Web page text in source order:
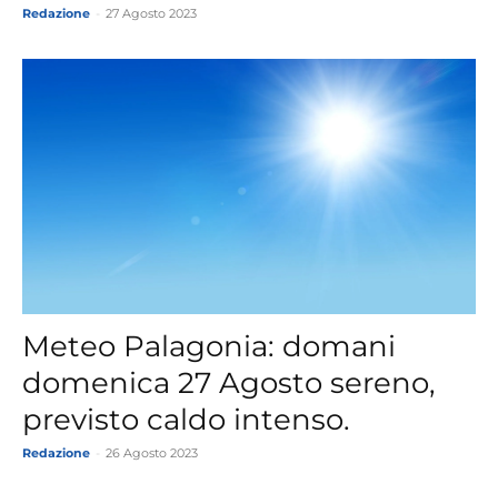
Redazione 27 Agosto 2023
Meteo Palagonia: domani
domenica 27 Agosto sereno,
previsto caldo intenso.
Redazione 26 Agosto 2023